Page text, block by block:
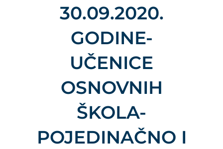
30.09.2020.
GODINE-
UČENICE
OSNOVNIH
ŠKOLA-
POJEDINAČNO I